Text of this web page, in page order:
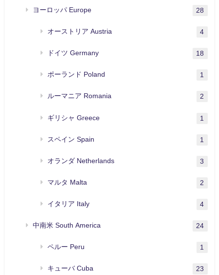
ヨーロッパ Europe 28
オーストリア Austria 4
ドイツ Germany 18
ポーランド Poland 1
ルーマニア Romania 2
ギリシャ Greece 1
スペイン Spain 1
オランダ Netherlands 3
マルタ Malta 2
イタリア Italy 4
中南米 South America 24
ペルー Peru 1
キューバ Cuba 23